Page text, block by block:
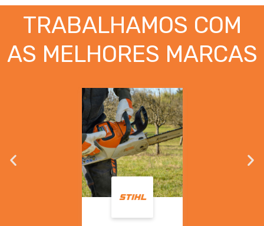
TRABALHAMOS COM
AS MELHORES MARCAS